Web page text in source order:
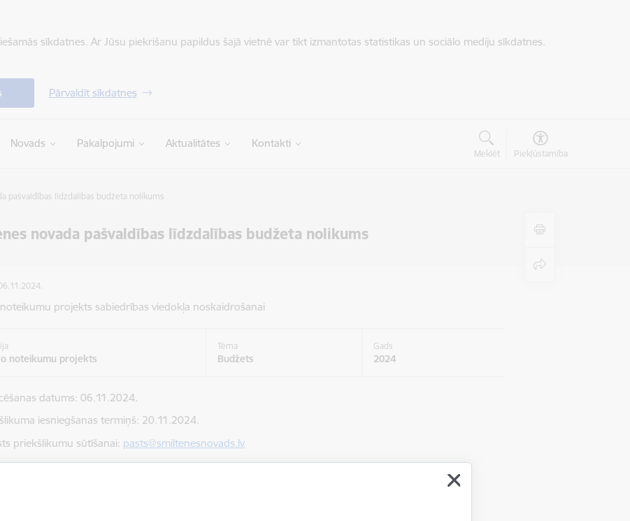
sīkdatnes. Ar Jūsu piekrišanu papildus šajā vietnē var tikt izmantotas statistikas un sociālo mediju sīkdatnes.
Pārvaldīt sīkdatnes
Novads Pakalpojumi Aktualitātes Kontakti
Meklēt Piekļūstamība
pašvaldības līdzdalības budžeta nolikums
novada pašvaldības līdzdalības budžeta nolikums
projekts sabiedrības viedokļa noskaidrošanai
noteikumu projekts
Tēma
Budžets
Gads
2024
datums: 06.11.2024.
iesniegšanas termiņš: 20.11.2024.
priekšlikumu sūtīšanai: pasts@smiltenesnovads.lv